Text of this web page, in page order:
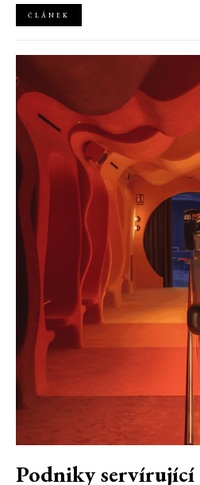
ČLÁNEK
Podniky servírující